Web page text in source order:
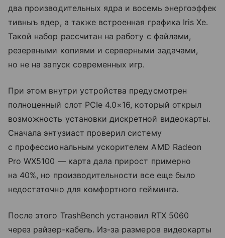
два производительных ядра и восемь энергоэффек
тивныъ ядер, а также встроенная графика Iris Xe.
Такой набор рассчитан на работу с файлами,
резервными копиями и серверными задачами,
но не на запуск современных игр.
При этом внутри устройства предусмотрен
полноценный слот PCIe 4.0×16, который открыл
возможность установки дискретной видеокарты.
Сначала энтузиаст проверил систему
с профессиональным ускорителем AMD Radeon
Pro WX5100 — карта дала прирост примерно
на 40%, но производительности все еще было
недостаточно для комфортного гейминга.
После этого TrashBench установил RTX 5060
через райзер-кабель. Из-за размеров видеокарты